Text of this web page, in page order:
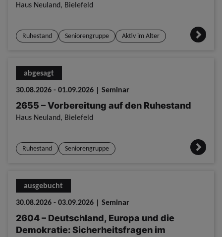
Haus Neuland, Bielefeld
Ruhestand Seniorengruppe Aktiv im Alter
abgesagt
30.08.2026 - 01.09.2026 | Seminar
2655 – Vorbereitung auf den Ruhestand
Haus Neuland, Bielefeld
Ruhestand Seniorengruppe
ausgebucht
30.08.2026 - 03.09.2026 | Seminar
2604 – Deutschland, Europa und die
Demokratie: Sicherheitsfragen im